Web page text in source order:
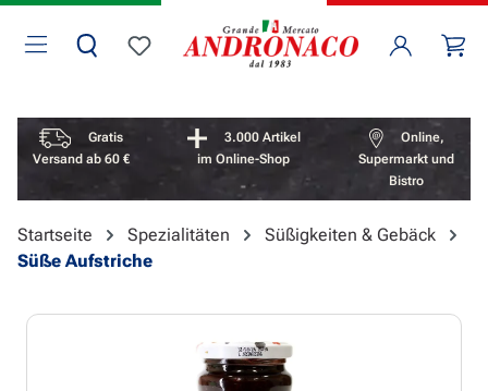
Zum Hauptinhalt springen
Du hast 0 Produkte auf dem Merkzettel
Vorteile überspringen
Gratis
Versand ab 60 €
3.000 Artikel
im Online-Shop
Online,
Supermarkt und
Bistro
Startseite Spezialitäten
Süßigkeiten & Gebäck
Süße Aufstriche
Bildergalerie überspringen